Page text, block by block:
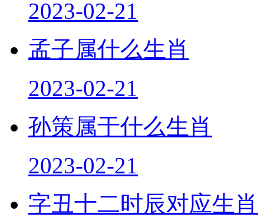
2023-02-21
孟子属什么生肖
2023-02-21
孙策属于什么生肖
2023-02-21
字丑十二时辰对应生肖